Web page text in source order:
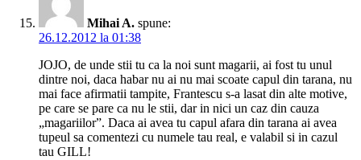
Mihai A. spune:
26.12.2012 la 01:38
JOJO, de unde stii tu ca la noi sunt magarii, ai fost tu unul
dintre noi, daca habar nu ai nu mai scoate capul din tarana, nu
mai face afirmatii tampite, Frantescu s-a lasat din alte motive,
pe care se pare ca nu le stii, dar in nici un caz din cauza
„magariilor”. Daca ai avea tu capul afara din tarana ai avea
tupeul sa comentezi cu numele tau real, e valabil si in cazul
tau GILL!